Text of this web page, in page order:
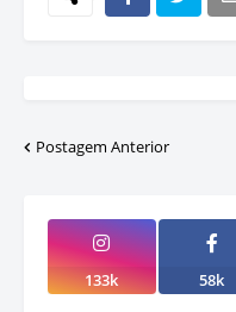
Postagem Anterior
133k 58k